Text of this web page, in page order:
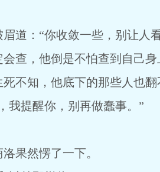
道：“你收敛一些，别让人
查，他倒是不怕查到自己
不知，他底下的那些人也翻
我提醒你，别再做蠢事。”
果然愣了一下。